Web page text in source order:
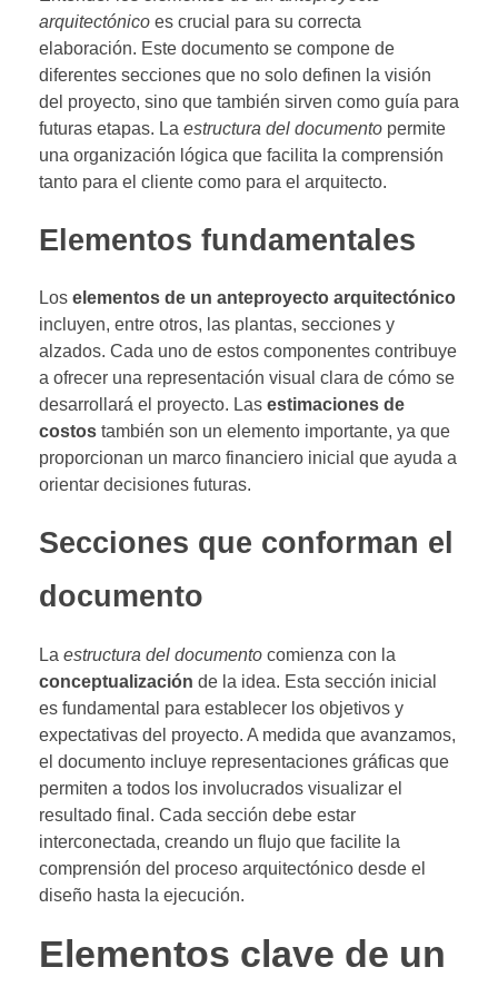
arquitectónico es crucial para su correcta
elaboración. Este documento se compone de
diferentes secciones que no solo definen la visión
del proyecto, sino que también sirven como guía para
futuras etapas. La estructura del documento permite
una organización lógica que facilita la comprensión
tanto para el cliente como para el arquitecto.
Elementos fundamentales
Los elementos de un anteproyecto arquitectónico
incluyen, entre otros, las plantas, secciones y
alzados. Cada uno de estos componentes contribuye
a ofrecer una representación visual clara de cómo se
desarrollará el proyecto. Las estimaciones de
costos también son un elemento importante, ya que
proporcionan un marco financiero inicial que ayuda a
orientar decisiones futuras.
Secciones que conforman el
documento
La estructura del documento comienza con la
conceptualización de la idea. Esta sección inicial
es fundamental para establecer los objetivos y
expectativas del proyecto. A medida que avanzamos,
el documento incluye representaciones gráficas que
permiten a todos los involucrados visualizar el
resultado final. Cada sección debe estar
interconectada, creando un flujo que facilite la
comprensión del proceso arquitectónico desde el
diseño hasta la ejecución.
Elementos clave de un